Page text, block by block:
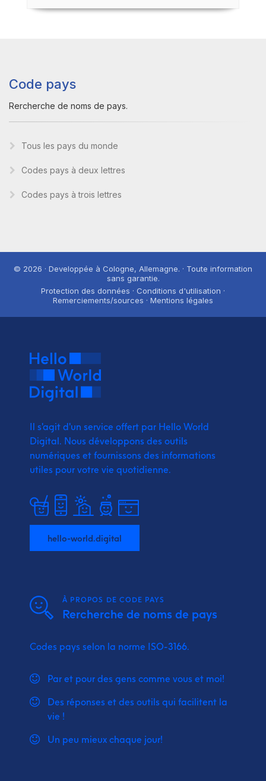
Code pays
Rercherche de noms de pays.
Tous les pays du monde
Codes pays à deux lettres
Codes pays à trois lettres
© 2026 · Developpée à Cologne, Allemagne. · Toute information
sans garantie.
Protection des données · Conditions d'utilisation ·
Remerciements/sources · Mentions légales
Il s'agit d'un service offert par Hello World
Digital. Nous développons des outils
numériques et fournissons des informations
utiles pour votre vie quotidienne.
hello-world.digital
À PROPOS DE CODE PAYS
Rercherche de noms de pays
Codes pays selon la norme ISO-3166.
Par et pour des gens comme vous et moi!
Des réponses et des outils qui facilitent la
vie !
Un peu mieux chaque jour!